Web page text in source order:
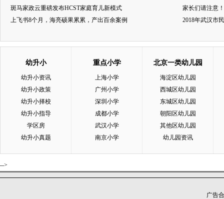
斑马家政云重磅发布HCST家庭育儿新模式
上飞书8个月，海亮硕果累累，产出百余案例
家长们请注意
2018年武汉市
幼升小
幼升小资讯
幼升小政策
幼升小择校
幼升小指导
学区房
幼升小真题
重点小学
上海小学
广州小学
深圳小学
成都小学
武汉小学
南京小学
北京一类幼儿园
海淀区幼儿园
西城区幼儿园
东城区幼儿园
朝阳区幼儿园
其他区幼儿园
幼儿园资讯
-->
广告